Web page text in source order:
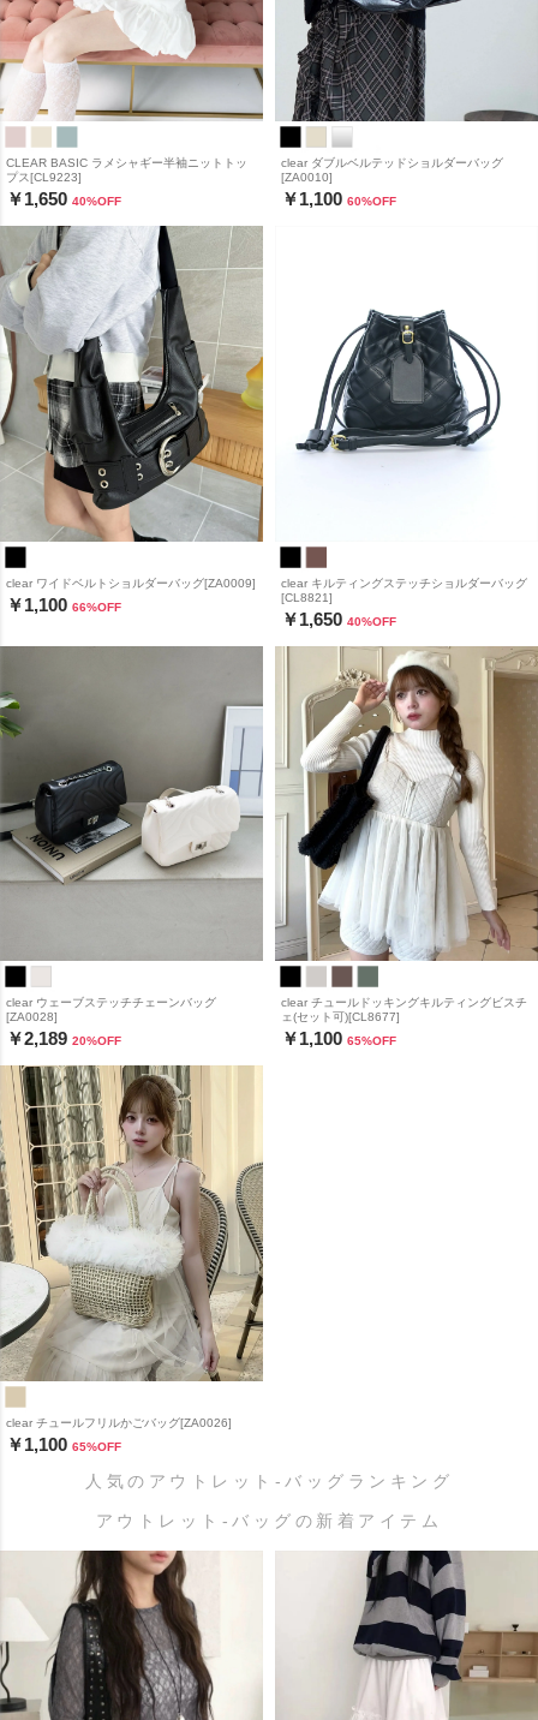
CLEAR BASIC ラメシャギー半袖ニットトッ
プス[CL9223]
￥1,650 40%OFF
clear ダブルベルテッドショルダーバッグ
[ZA0010]
￥1,100 60%OFF
clear ワイドベルトショルダーバッグ[ZA0009]
￥1,100 66%OFF
clear キルティングステッチショルダーバッグ
[CL8821]
￥1,650 40%OFF
clear ウェーブステッチチェーンバッグ
[ZA0028]
￥2,189 20%OFF
clear チュールドッキングキルティングビスチ
ェ(セット可)[CL8677]
￥1,100 65%OFF
clear チュールフリルかごバッグ[ZA0026]
￥1,100 65%OFF
人気のアウトレット-バッグランキング
アウトレット-バッグの新着アイテム